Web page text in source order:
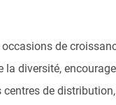
de
diversité,
de